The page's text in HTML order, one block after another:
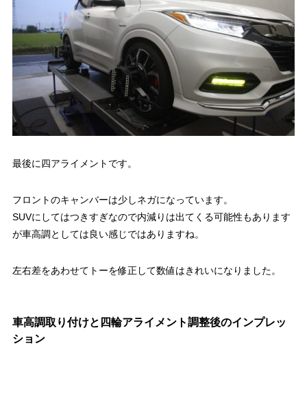
最後に四アライメントです。
フロントのキャンバーは少しネガになっています。
SUVにしてはつきすぎなので内減りは出てくる可能性もあります
が車高調としては良い感じではありますね。
左右差をあわせてトーを修正して数値はきれいになりました。
車高調取り付けと四輪アライメント調整後のインプレッ
ション